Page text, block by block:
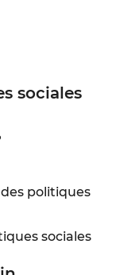
sociales
politiques
sociales